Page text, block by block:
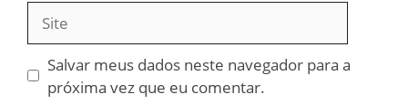
Site
Salvar meus dados neste navegador para a
próxima vez que eu comentar.